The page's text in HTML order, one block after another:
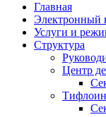
Главная
Электронный
Услуги и
Структура
Центр